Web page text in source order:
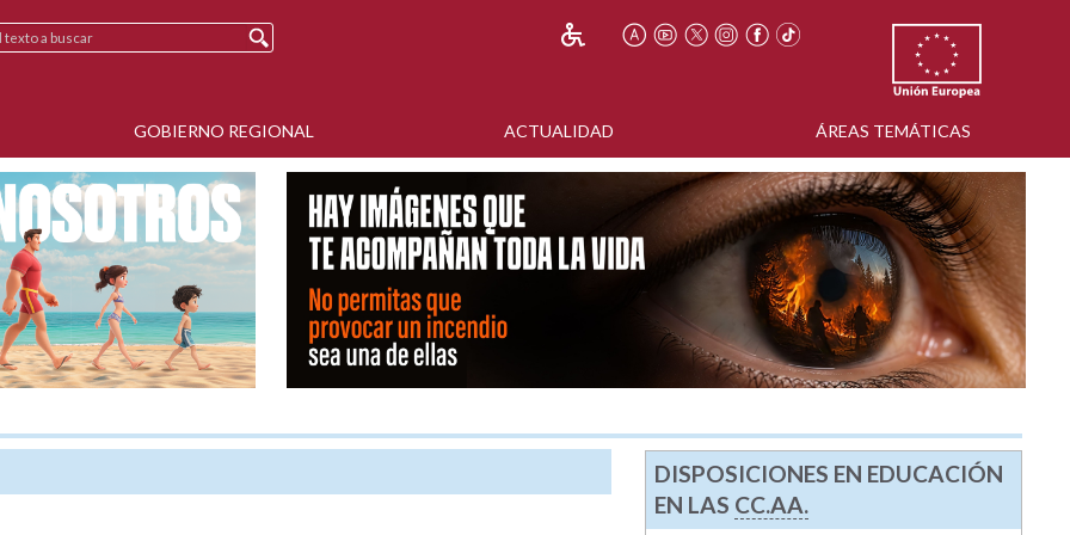
GOBIERNO REGIONAL ACTUALIDAD ÁREAS TEMÁTICAS
DISPOSICIONES EN EDUCACIÓN
EN LAS CC.AA.